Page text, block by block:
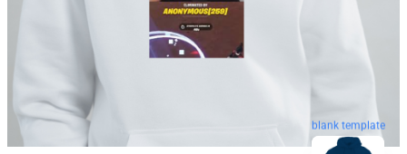
blank template